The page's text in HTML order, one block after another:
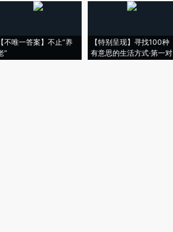
【不唯一答案】不止“养
”
【特别呈现】寻找100种
有意思的生活方式·第一对